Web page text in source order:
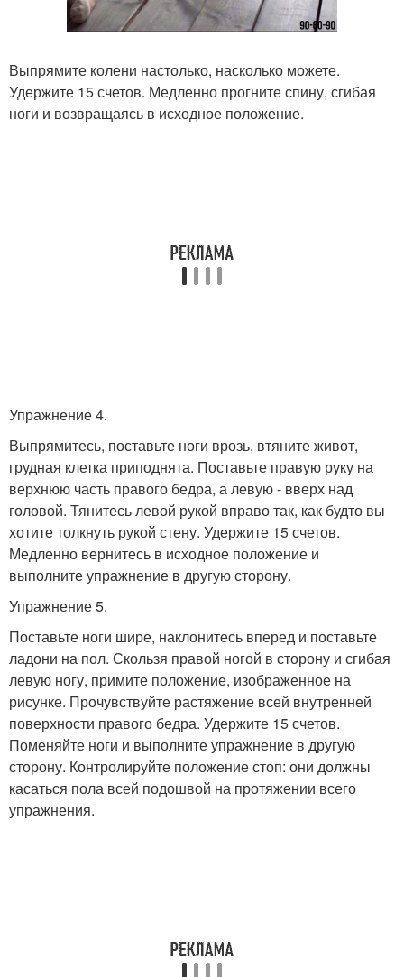
Выпрямите колени настолько, насколько можете.
Удержите 15 счетов. Медленно прогните спину, сгибая
ноги и возвращаясь в исходное положение.
Упражнение 4.
Выпрямитесь, поставьте ноги врозь, втяните живот,
грудная клетка приподнята. Поставьте правую руку на
верхнюю часть правого бедра, а левую - вверх над
головой. Тянитесь левой рукой вправо так, как будто вы
хотите толкнуть рукой стену. Удержите 15 счетов.
Медленно вернитесь в исходное положение и
выполните упражнение в другую сторону.
Упражнение 5.
Поставьте ноги шире, наклонитесь вперед и поставьте
ладони на пол. Скользя правой ногой в сторону и сгибая
левую ногу, примите положение, изображенное на
рисунке. Прочувствуйте растяжение всей внутренней
поверхности правого бедра. Удержите 15 счетов.
Поменяйте ноги и выполните упражнение в другую
сторону. Контролируйте положение стоп: они должны
касаться пола всей подошвой на протяжении всего
упражнения.